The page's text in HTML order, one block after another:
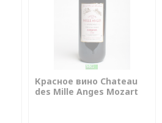
Красное вино Chateau
des Mille Anges Mozart